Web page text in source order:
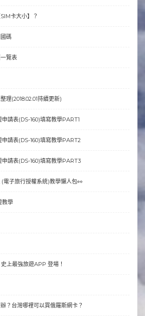
卡大小】？
碼
覽表
理(2018.02.01持續更新)
請表(DS-160)填寫教學PART1
請表(DS-160)填寫教學PART2
請表(DS-160)填寫教學PART3
電子旅行授權系統)教學懶人包👀
教學
上最強旅遊APP 登場！
辦？台灣哪裡可以買俄羅斯網卡？